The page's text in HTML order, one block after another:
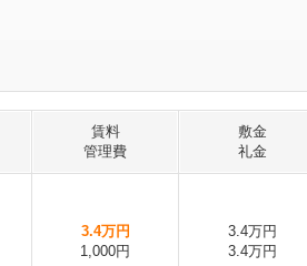
賃料
管理費
敷金
礼金
3.4万円
1,000円
3.4万円
3.4万円